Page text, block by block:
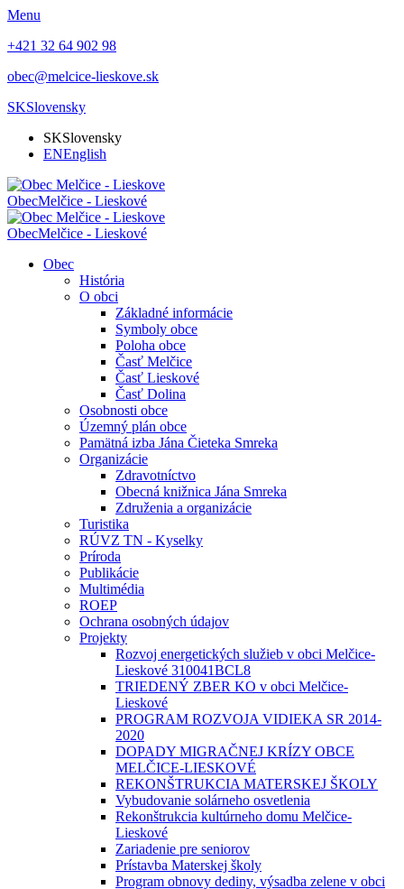
Menu
+421 32 64 902 98
obec@melcice-lieskove.sk
SKSlovensky
SKSlovensky
ENEnglish
ObecMelčice - Lieskové
ObecMelčice - Lieskové
Obec
História
O obci
Základné informácie
Symboly obce
Poloha obce
Časť Melčice
Časť Lieskové
Časť Dolina
Osobnosti obce
Územný plán obce
Pamätná izba Jána Čieteka Smreka
Organizácie
Zdravotníctvo
Obecná knižnica Jána Smreka
Združenia a organizácie
Turistika
RÚVZ TN - Kyselky
Príroda
Publikácie
Multimédia
ROEP
Ochrana osobných údajov
Projekty
Rozvoj energetických služieb v obci Melčice-
Lieskové 310041BCL8
TRIEDENÝ ZBER KO v obci Melčice-
Lieskové
PROGRAM ROZVOJA VIDIEKA SR 2014-
2020
DOPADY MIGRAČNEJ KRÍZY OBCE
MELČICE-LIESKOVÉ
REKONŠTRUKCIA MATERSKEJ ŠKOLY
Vybudovanie solárneho osvetlenia
Rekonštrukcia kultúrneho domu Melčice-
Lieskové
Zariadenie pre seniorov
Prístavba Materskej školy
Program obnovy dediny, výsadba zelene v obci